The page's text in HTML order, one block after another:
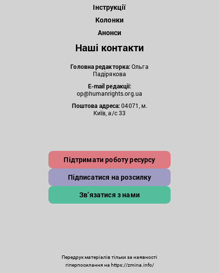
Інструкції
Колонки
Анонси
Наші контакти
Головна редакторка:Ольга
Падірякова
E-mail редакції:
op@humanrights.org.ua
Поштова адреса:04071, м.
Київ, а/с 33
Підтримати роботу ресурсу
Підписатися на розсилку
Зв’язатися з нами
Передрук матеріалів тільки за наявності
гіперпосилання на https://zmina.info/